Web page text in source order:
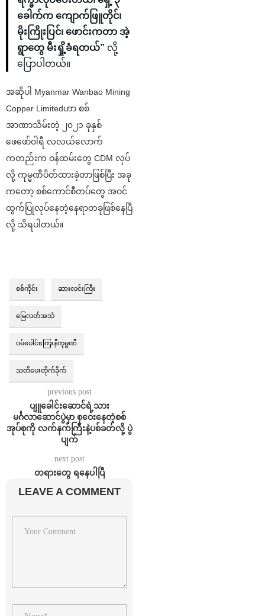
ခေါက်‌က ကျောက်ဖြူတိုင်၊
မိုးကြိုးပြင်၊ ဖောင်းကတာ အဲ့
ရွာတွေ မီးရှို့ခံရတယ်” လို့
ပြောပါတယ်။
အဆိုပါ Myanmar Wanbao Mining
Copper Limitedဟာ စစ်
အာဏာသိမ်းတဲ့ ၂၀၂၁ ခုနှစ်
ဖေဖော်ဝါရီ လလယ်လောက်
ကတည်းက ဝန်ထမ်းတွေ CDM လုပ်
လို့ ကုမ္မဏီပိတ်ထားခဲ့တာဖြစ်ပြီး အခု
ကတော့ စစ်ကောင်စီတပ်တွေ အဝင်
ထွက်ပြုလုပ်နေတဲ့နေရာတခုဖြစ်နေပြီ
လို့ သိရပါတယ်။
စစ်ကိုင်း ဆားလင်းကြီး
မြေလတ်အသံ
ဝမ်ပေါင်ကြေးနီကုမ္မဏီ
သတိပေးတိုက်ခိုက်
previous post
ပျူခေါင်းဆောင်ရဲ့သား
မင်္ဂလာဆောင်ပွဲမှာ စုဝေးနေတဲ့စစ်
အုပ်စုကို လက်နက်ကြီးနဲ့ပစ်ခတ်လို့ ပွဲ
ပျက်
next post
တရားတွေ ရနေပါပြီ
LEAVE A COMMENT